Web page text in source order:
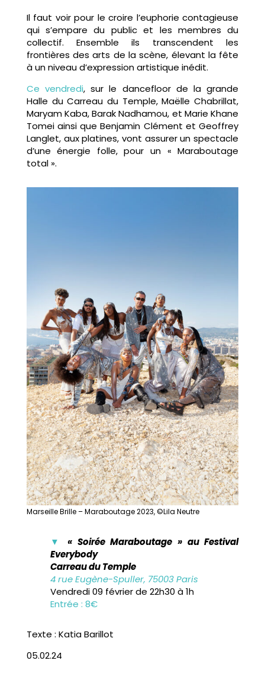
Il faut voir pour le croire l’euphorie contagieuse
qui s’empare du public et les membres du
collectif. Ensemble ils transcendent les
frontières des arts de la scène, élevant la fête
à un niveau d’expression artistique inédit.
Ce vendredi, sur le dancefloor de la grande
Halle du Carreau du Temple, Maëlle Chabrillat,
Maryam Kaba, Barak Nadhamou, et Marie Khane
Tomei ainsi que Benjamin Clément et Geoffrey
Langlet, aux platines, vont assurer un spectacle
d’une énergie folle, pour un « Maraboutage
total ».
Marseille Brille – Maraboutage 2023, ©Lila Neutre
▼
« Soirée Maraboutage » au Festival
Everybody
Carreau du Temple
4 rue Eugène-Spuller, 75003 Paris
Vendredi 09 février de 22h30 à 1h
Entrée : 8€
Texte : Katia Barillot
05.02.24